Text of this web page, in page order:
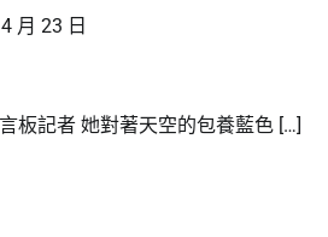
月 23 日
板記者 她對著天空的包養藍色 […]